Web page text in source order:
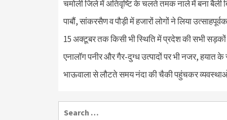
चमोली जिले में अतिवृष्टि के चलते तमक नाले में बना बैली
पाबौं, सांकरसैण व पौड़ी में हजारों लोगों ने लिया
15 अक्टूबर तक किसी भी स्थिति में प्रदेश की सभी
एनालॉग पनीर और गैर-दुग्ध उत्पादों पर भी नजर, हयात
भाऊवाला से लौटते समय नंदा की चैकी पहुंचकर